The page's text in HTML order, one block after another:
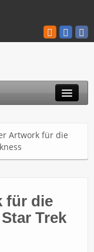
Artwork für die
für die
Trek